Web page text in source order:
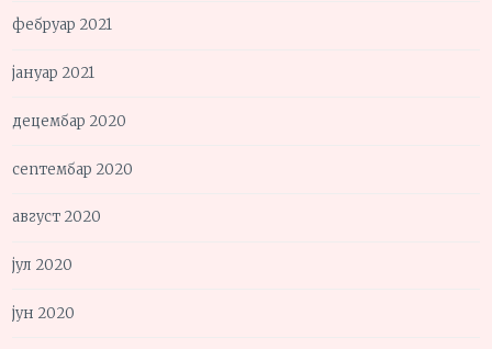
фебруар 2021
јануар 2021
децембар 2020
септембар 2020
август 2020
јул 2020
јун 2020